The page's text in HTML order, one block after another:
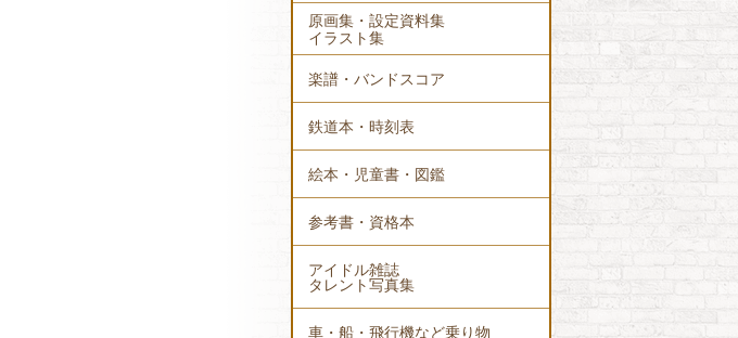
原画集・設定資料集
イラスト集
楽譜・バンドスコア
鉄道本・時刻表
絵本・児童書・図鑑
参考書・資格本
アイドル雑誌
タレント写真集
車・船・飛行機など乗り物